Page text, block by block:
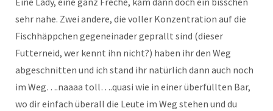
sehr nahe. Zwei andere, die voller Konzentration auf die
Fischhäppchen gegeneinader geprallt sind (dieser
Futterneid, wer kennt ihn nicht?) haben ihr den Weg
abgeschnitten und ich stand ihr natürlich dann auch noch
im Weg….naaaa toll….quasi wie in einer überfüllten Bar,
wo dir einfach überall die Leute im Weg stehen und du